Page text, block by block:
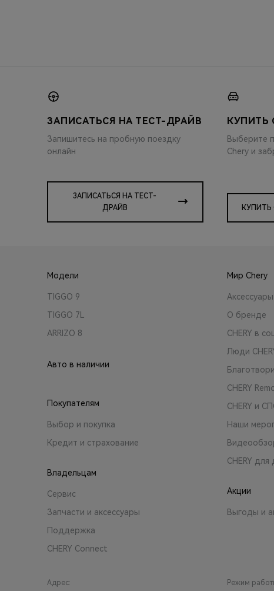
ЗАПИСАТЬСЯ НА ТЕСТ-ДРАЙВ
Запишитесь на пробную поездку
онлайн
ЗАПИСАТЬСЯ НА ТЕСТ-
ДРАЙВ
КУПИТЬ
Выберите
Chery и
КУПИТЬ
Модели
TIGGO 9
TIGGO 7L
ARRIZO 8
Авто в наличии
Покупателям
Выбор и покупка
Кредит и страхование
Владельцам
Сервис
Запчасти и аксессуары
Поддержка
CHERY Connect
Мир Chery
Аксессуары
О бренде
CHERY в
Люди
CHERY
CHERY и
Наши
CHERY для
Акции
Выгоды и
Адрес: Режим